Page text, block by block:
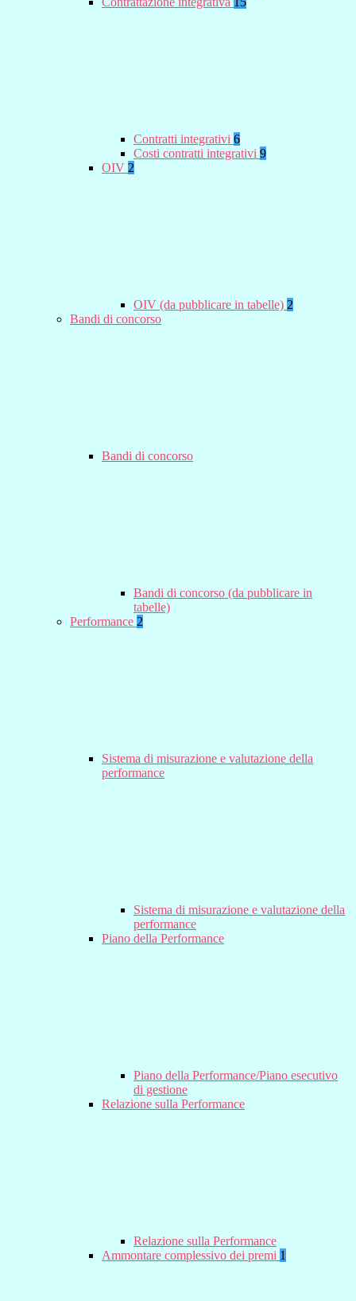
Contratti integrativi 6
Costi contratti integrativi 9
OIV 2
OIV (da pubblicare in tabelle) 2
Bandi di concorso
Bandi di concorso
Bandi di concorso (da pubblicare in
tabelle)
Performance 2
Sistema di misurazione e valutazione della
performance
Sistema di misurazione e valutazione della
performance
Piano della Performance
Piano della Performance/Piano esecutivo
di gestione
Relazione sulla Performance
Relazione sulla Performance
Ammontare complessivo dei premi 1